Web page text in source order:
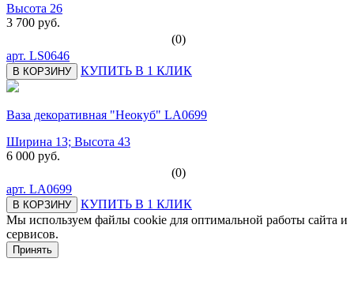
Высота 26
3 700 руб.
(0)
арт. LS0646
В КОРЗИНУ КУПИТЬ В 1 КЛИК
Ваза декоративная "Неокуб" LA0699
Ширина 13; Высота 43
6 000 руб.
(0)
арт. LA0699
В КОРЗИНУ
КУПИТЬ В 1 КЛИК
Мы используем файлы cookie для оптимальной работы сайта и
сервисов.
Принять